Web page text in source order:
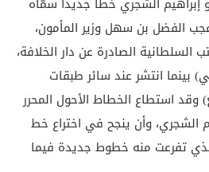
الفضل بن سهل وزير المأمون،
الصادرة عن دار الخلافة،
بينما انتشر عند سائر طبقات
وقد استطاع الخطاط الأحول المحرر
الشجري، وأن ينجح في اختراع خط
تفرعت منه خطوط جديدة فيما